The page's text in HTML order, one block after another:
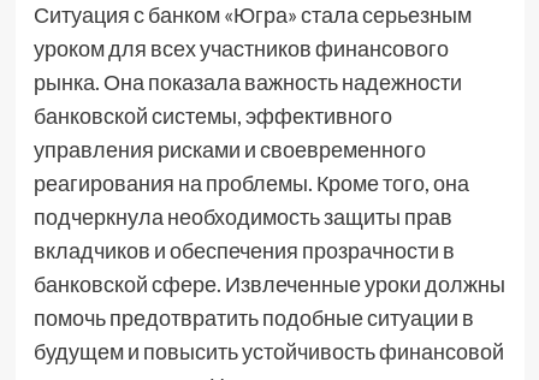
Ситуация с банком «Югра» стала серьезным
уроком для всех участников финансового
рынка. Она показала важность надежности
банковской системы, эффективного
управления рисками и своевременного
реагирования на проблемы. Кроме того, она
подчеркнула необходимость защиты прав
вкладчиков и обеспечения прозрачности в
банковской сфере. Извлеченные уроки должны
помочь предотвратить подобные ситуации в
будущем и повысить устойчивость финансовой